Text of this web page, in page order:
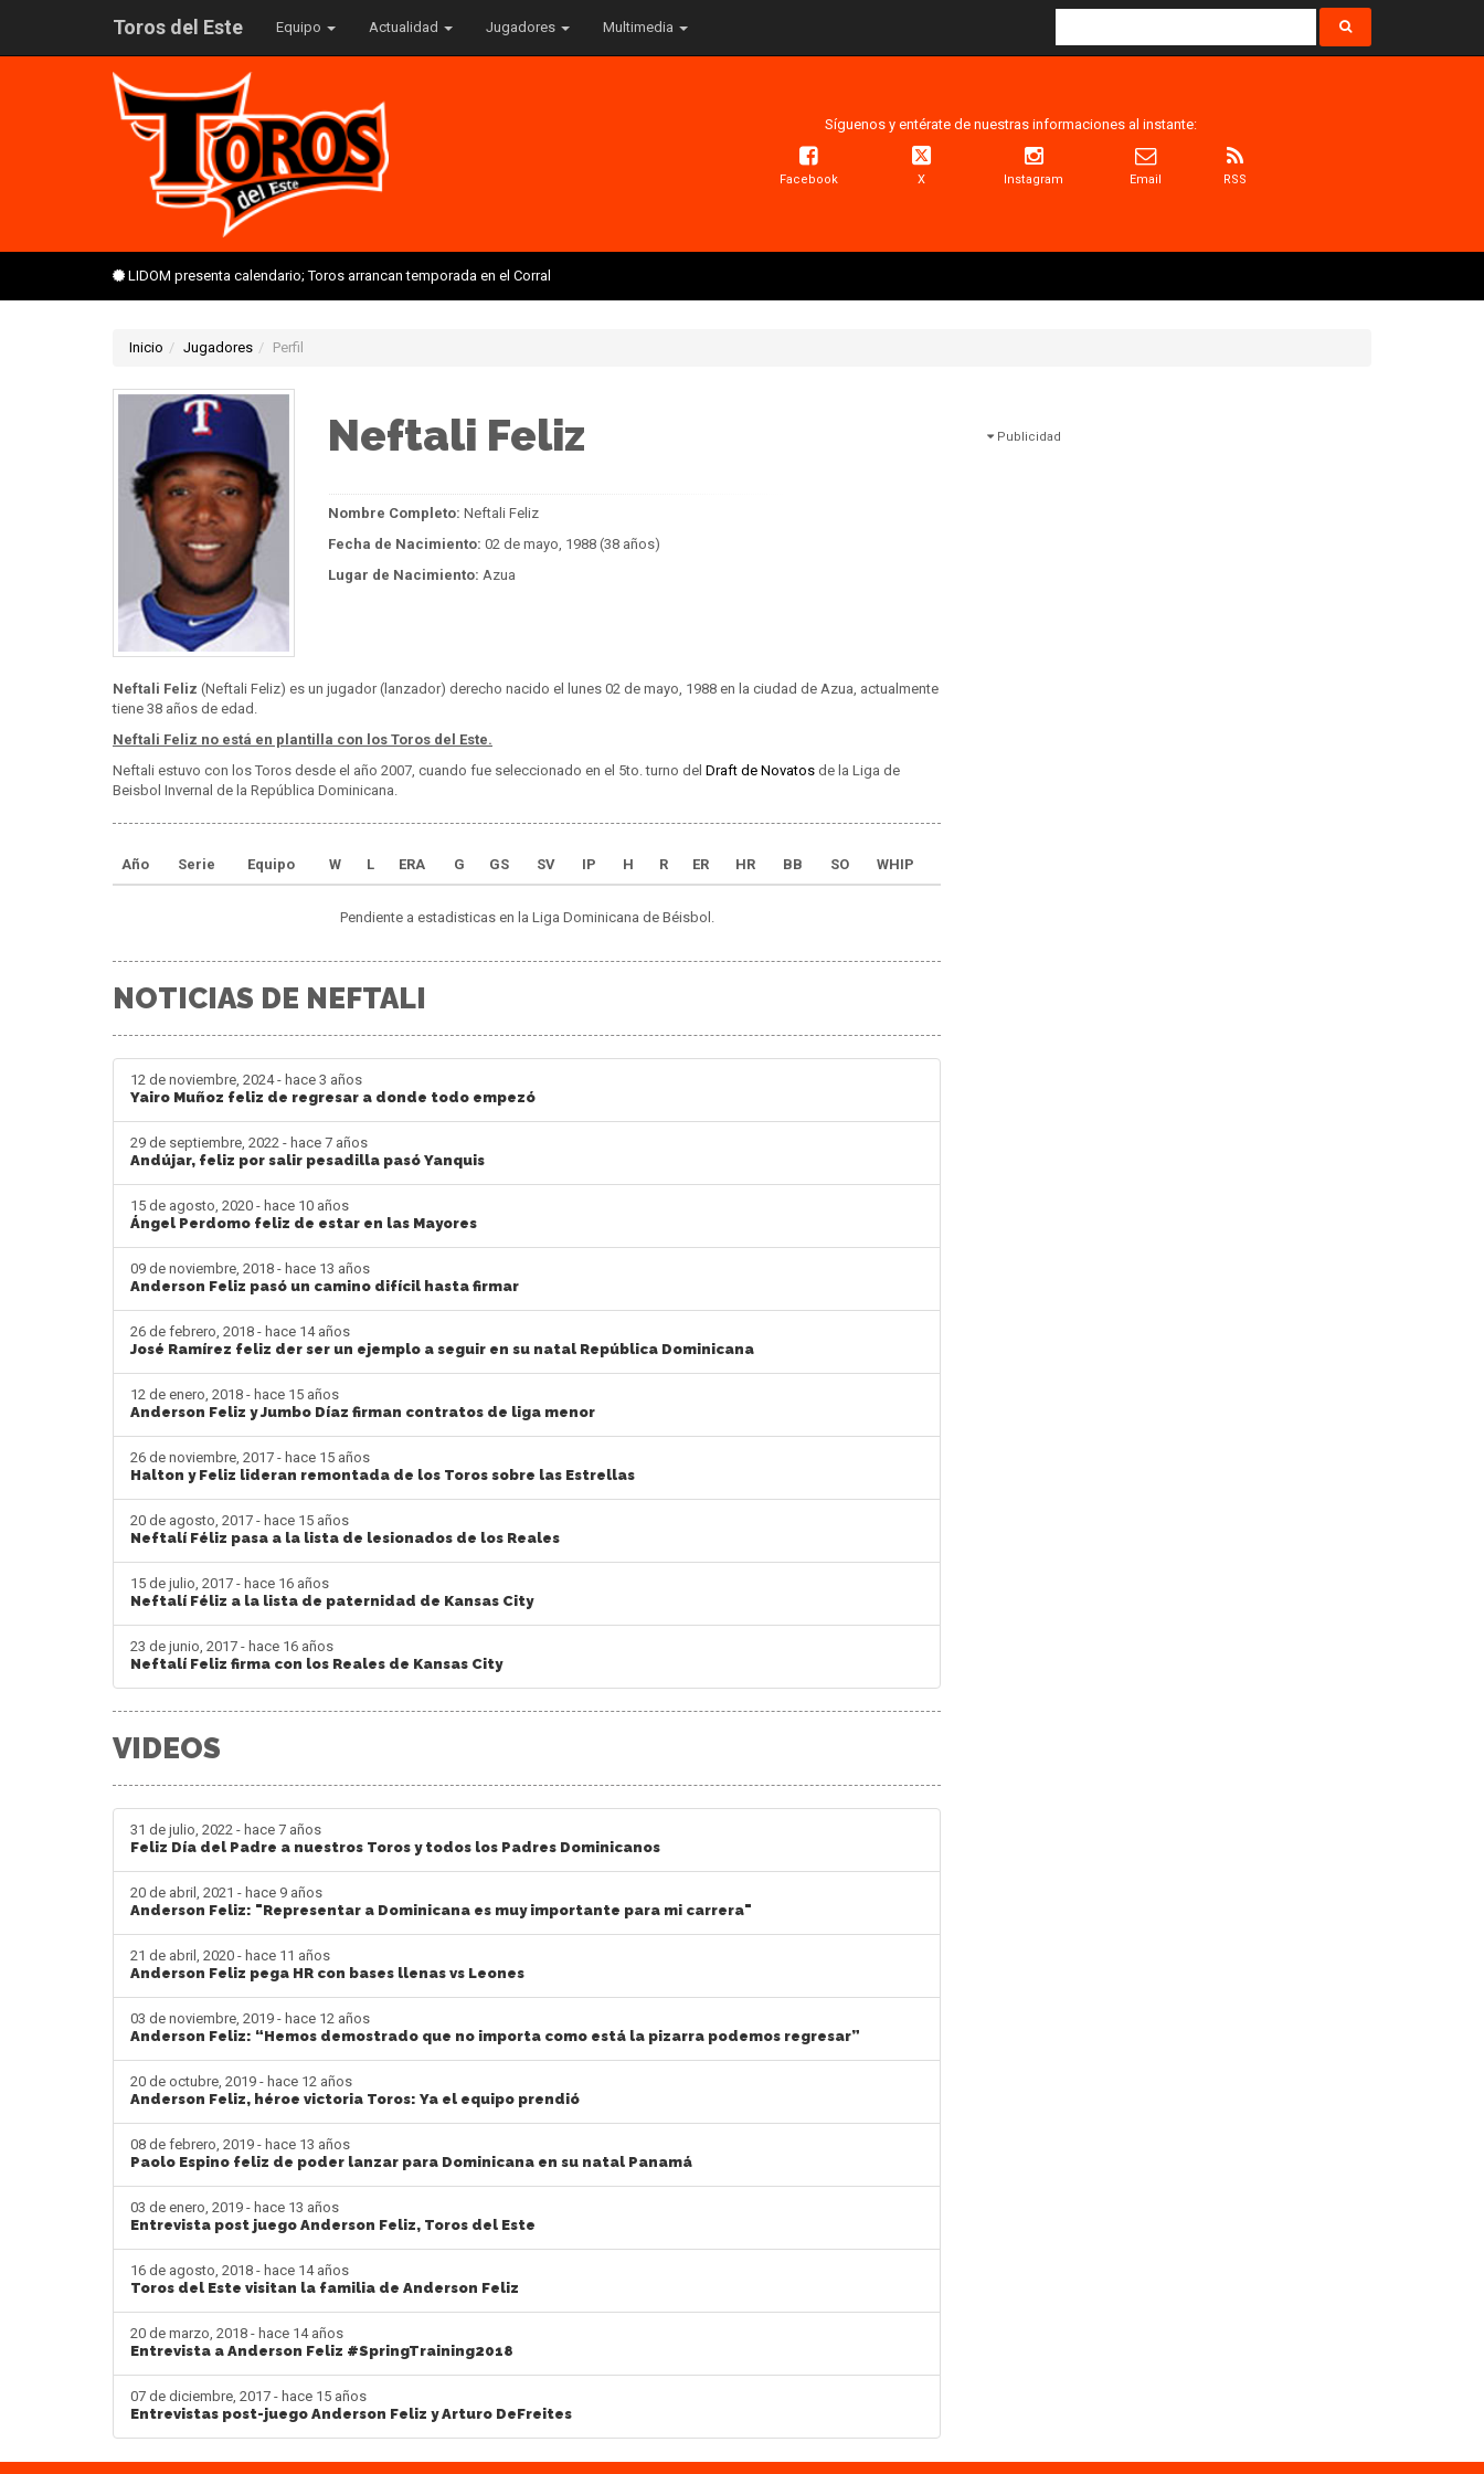
Toros del Este Equipo Actualidad Jugadores Multimedia
Síguenos y entérate de nuestras informaciones al instante:
Facebook X Instagram Email RSS
LIDOM presenta calendario; Toros arrancan temporada en el Corral
Inicio Jugadores Perfil
Neftali Feliz
Nombre Completo: Neftali Feliz
Fecha de Nacimiento: 02 de mayo, 1988 (38 años)
Lugar de Nacimiento: Azua
Neftali Feliz (Neftali Feliz) es un jugador (lanzador) derecho nacido el lunes 02 de mayo, 1988 en la ciudad de Azua, actualmente
tiene 38 años de edad.
Neftali Feliz no está en plantilla con los Toros del Este.
Neftali estuvo con los Toros desde el año 2007, cuando fue seleccionado en el 5to. turno del Draft de Novatos de la Liga de
Beisbol Invernal de la República Dominicana.
Año Serie Equipo W L ERA G GS SV IP H R ER HR BB SO WHIP
Pendiente a estadisticas en la Liga Dominicana de Béisbol.
NOTICIAS DE NEFTALI
12 de noviembre, 2024 - hace 3 años
Yairo Muñoz feliz de regresar a donde todo empezó
29 de septiembre, 2022 - hace 7 años
Andújar, feliz por salir pesadilla pasó Yanquis
15 de agosto, 2020 - hace 10 años
Ángel Perdomo feliz de estar en las Mayores
09 de noviembre, 2018 - hace 13 años
Anderson Feliz pasó un camino difícil hasta firmar
26 de febrero, 2018 - hace 14 años
José Ramírez feliz der ser un ejemplo a seguir en su natal República Dominicana
12 de enero, 2018 - hace 15 años
Anderson Feliz y Jumbo Díaz firman contratos de liga menor
26 de noviembre, 2017 - hace 15 años
Halton y Feliz lideran remontada de los Toros sobre las Estrellas
20 de agosto, 2017 - hace 15 años
Neftalí Féliz pasa a la lista de lesionados de los Reales
15 de julio, 2017 - hace 16 años
Neftalí Féliz a la lista de paternidad de Kansas City
23 de junio, 2017 - hace 16 años
Neftalí Feliz firma con los Reales de Kansas City
VIDEOS
31 de julio, 2022 - hace 7 años
Feliz Día del Padre a nuestros Toros y todos los Padres Dominicanos
20 de abril, 2021 - hace 9 años
Anderson Feliz: "Representar a Dominicana es muy importante para mi carrera"
21 de abril, 2020 - hace 11 años
Anderson Feliz pega HR con bases llenas vs Leones
03 de noviembre, 2019 - hace 12 años
Anderson Feliz: “Hemos demostrado que no importa como está la pizarra podemos regresar”
20 de octubre, 2019 - hace 12 años
Anderson Feliz, héroe victoria Toros: Ya el equipo prendió
08 de febrero, 2019 - hace 13 años
Paolo Espino feliz de poder lanzar para Dominicana en su natal Panamá
03 de enero, 2019 - hace 13 años
Entrevista post juego Anderson Feliz, Toros del Este
16 de agosto, 2018 - hace 14 años
Toros del Este visitan la familia de Anderson Feliz
20 de marzo, 2018 - hace 14 años
Entrevista a Anderson Feliz #SpringTraining2018
07 de diciembre, 2017 - hace 15 años
Entrevistas post-juego Anderson Feliz y Arturo DeFreites
Publicidad